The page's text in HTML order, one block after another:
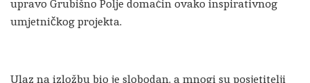
upravo Grubišno Polje domaćin ovako inspirativnog
umjetničkog projekta.
Ulaz na izložbu bio je slobodan, a mnogi su posjetitelji